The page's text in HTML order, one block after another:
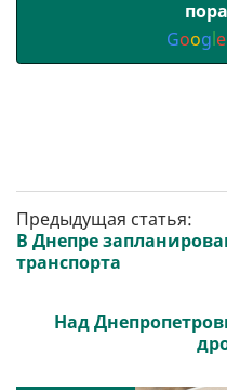
Google
Предыдущая статья:
В Днепре
транспорта
Над